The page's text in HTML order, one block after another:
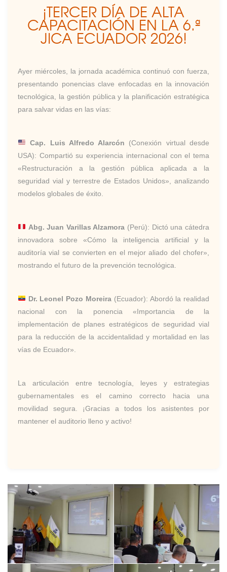
¡TERCER DÍA DE ALTA
CAPACITACIÓN EN LA 6.ª
JICA ECUADOR 2026!
Ayer miércoles, la jornada académica continuó con fuerza,
presentando ponencias clave enfocadas en la innovación
tecnológica, la gestión pública y la planificación estratégica
para salvar vidas en las vías:
Cap. Luis Alfredo Alarcón (Conexión virtual desde
USA): Compartió su experiencia internacional con el tema
«Restructuración a la gestión pública aplicada a la
seguridad vial y terrestre de Estados Unidos» , analizando
modelos globales de éxito.
Abg. Juan Varillas Alzamora (Perú): Dictó una cátedra
innovadora sobre «Cómo la inteligencia artificial y la
auditoría vial se convierten en el mejor aliado del chofer»
mostrando el futuro de la prevención tecnológica.
Dr. Leonel Pozo Moreira(Ecuador): Abordó la realidad
nacional con la ponencia «Importancia de la
implementación de planes estratégicos de seguridad vial
para la reducción de la accidentalidad y mortalidad en las
vías de Ecuador»
La articulación entre tecnología, leyes y estrategias
gubernamentales es el camino correcto hacia una
movilidad segura. ¡Gracias a todos los asistentes por
mantener el auditorio lleno y activo!